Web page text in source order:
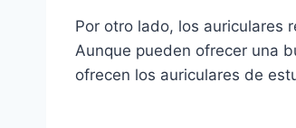
Por otro lado, los auriculares
Aunque pueden ofrecer una
ofrecen los auriculares de